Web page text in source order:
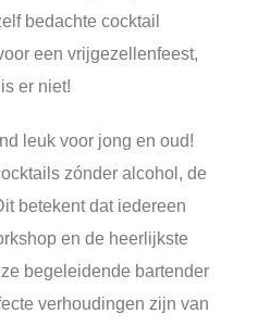
bedachte cocktail
een vrijgezellenfeest,
er niet!
leuk voor jong en oud!
zónder alcohol, de
betekent dat iedereen
en de heerlijkste
begeleidende bartender
verhoudingen zijn van